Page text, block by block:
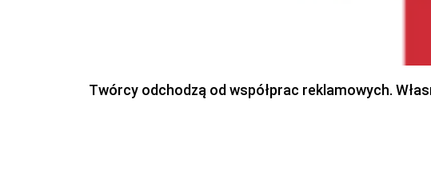
Twórcy odchodzą od współprac reklamowych.